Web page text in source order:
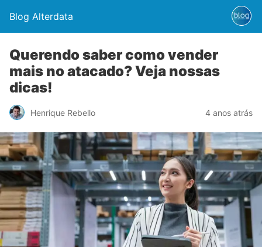
Blog Alterdata
Querendo saber como vender
mais no atacado? Veja nossas
dicas!
Henrique Rebello 4 anos atrás